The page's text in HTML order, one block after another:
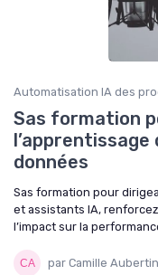
Automatisation IA des
Sas formation
données
Sas formation pour
et assistants IA,
l’impact sur la
par Camille Aubertin